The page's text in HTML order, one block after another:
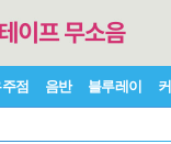
점 음반 블루레이